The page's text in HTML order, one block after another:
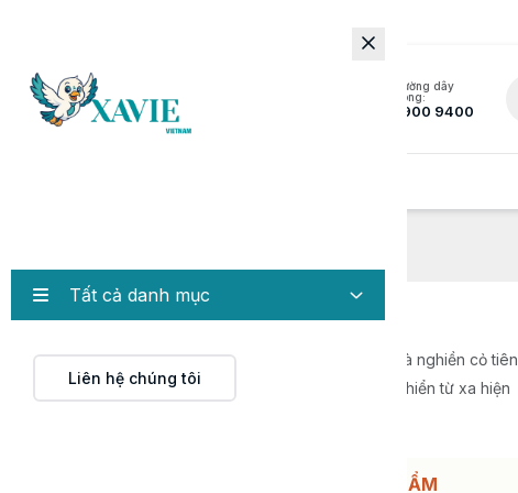
to update to the latest version.
Tất cả danh mục
Liên hệ chúng tôi
Đường dây
nóng:
1900 9400
cấp
điều khiển từ xa
Máy cắt cỏ điều khiển từ xa
Máy cắt cỏ điều khiển từ xa là thiết bị cắt cỏ và nghiền cỏ tiên
tiến. Sản phẩm này sử dụng công nghệ điều khiển từ xa hiện
HỖ TRỢ ĐẶT HÀNG/BÁO GIÁ SẢN PHẨM